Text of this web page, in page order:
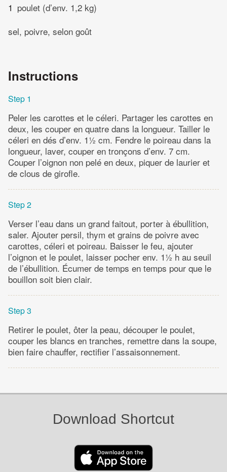
1 poulet (d’env. 1,2 kg)
sel, poivre, selon goût
Instructions
Step 1
Peler les carottes et le céleri. Partager les carottes en
deux, les couper en quatre dans la longueur. Tailler le
céleri en dés d’env. 1½ cm. Fendre le poireau dans la
longueur, laver, couper en tronçons d’env. 7 cm.
Couper l’oignon non pelé en deux, piquer de laurier et
de clous de girofle.
Step 2
Verser l’eau dans un grand faitout, porter à ébullition,
saler. Ajouter persil, thym et grains de poivre avec
carottes, céleri et poireau. Baisser le feu, ajouter
l’oignon et le poulet, laisser pocher env. 1½ h au seuil
de l’ébullition. Écumer de temps en temps pour que le
bouillon soit bien clair.
Step 3
Retirer le poulet, ôter la peau, découper le poulet,
couper les blancs en tranches, remettre dans la soupe,
bien faire chauffer, rectifier l’assaisonnement.
Download Shortcut